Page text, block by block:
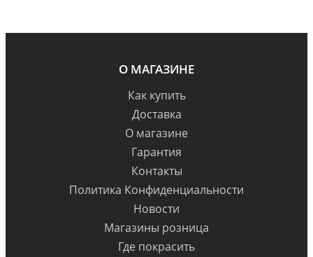
О МАГАЗИНЕ
Как купить
Доставка
О магазине
Гарантия
Контакты
Политика Конфиденциальности
Новости
Магазины розница
Где покрасить